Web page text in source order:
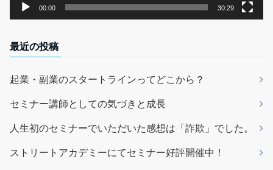
00:00 30:29
最近の投稿
起業・副業のスタートラインってどこから？
セミナー講師としての気づきと成長
人生初のセミナーでいただいた感想は「詐欺」でした。
ストリートアカデミーにてセミナー好評開催中！